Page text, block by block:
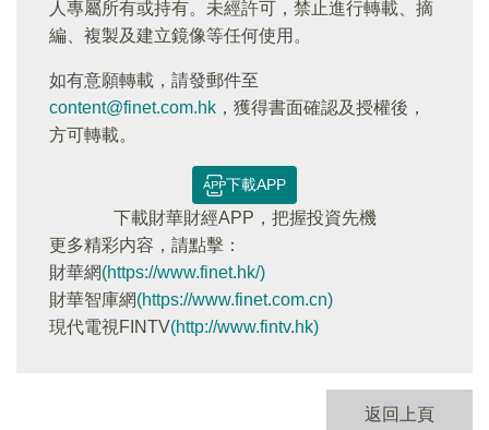
人專屬所有或持有。未經許可，禁止進行轉載、摘
編、複製及建立鏡像等任何使用。
如有意願轉載，請發郵件至
content@finet.com.hk ，獲得書面確認及授權後，
方可轉載。
下載APP
下載財華財經APP，把握投資先機
更多精彩内容，請點擊：
財華網(https://www.finet.hk/)
財華智庫網(https://www.finet.com.cn)
現代電視FINTV(http://www.fintv.hk)
返回上頁